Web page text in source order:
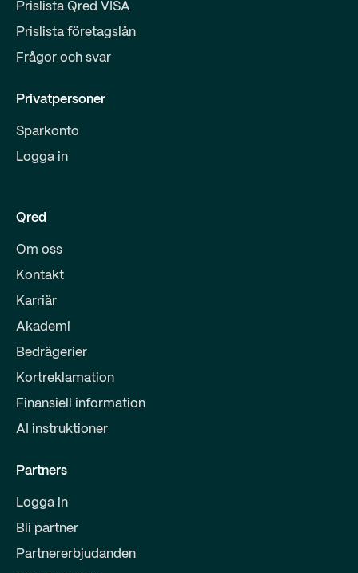
Prislista Qred VISA
Prislista företagslån
Frågor och svar
Privatpersoner
Sparkonto
Logga in
Qred
Om oss
Kontakt
Karriär
Akademi
Bedrägerier
Kortreklamation
Finansiell information
AI instruktioner
Partners
Logga in
Bli partner
Partnererbjudanden